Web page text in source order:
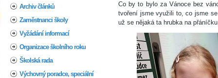
Archiv článků
Zaměstnanci školy
Vyžádání informací
Organizace školního roku
Školská rada
Výchovný poradce, speciální
Co by to bylo za Vánoce bez
tvoření jsme využili to, co jsme
už se nějaká ta hrubka na